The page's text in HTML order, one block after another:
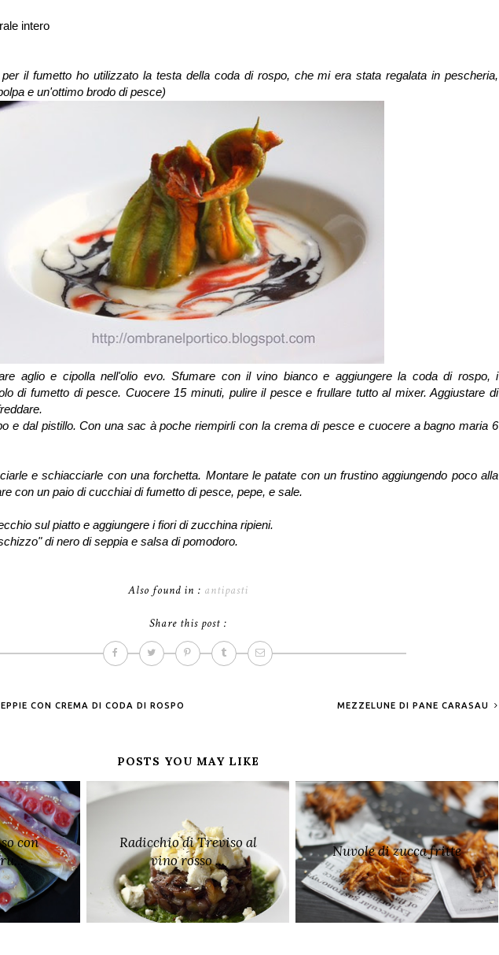
intero
il fumetto ho utilizzato la testa della coda di rospo, che mi era stata regalata in pescheria,
e un'ottimo brodo di pesce)
aglio e cipolla nell'olio evo. Sfumare con il vino bianco e aggiungere la coda di rospo, i
di fumetto di pesce. Cuocere 15 minuti, pulire il pesce e frullare tutto al mixer. Aggiustare di
e dal pistillo. Con una sac à poche riempirli con la crema di pesce e cuocere a bagno maria 6
e schiacciarle con una forchetta. Montare le patate con un frustino aggiungendo poco alla
con un paio di cucchiai di fumetto di pesce, pepe, e sale.
sul piatto e aggiungere i fiori di zucchina ripieni.
di nero di seppia e salsa di pomodoro.
Also found in : antipasti
Share this post :
CON CREMA DI CODA DI ROSPO MEZZELUNE DI PANE CARASAU
POSTS YOU MAY LIKE
con
Radicchio di Treviso al
vino rosso ...
Nuvole di zucca fritte